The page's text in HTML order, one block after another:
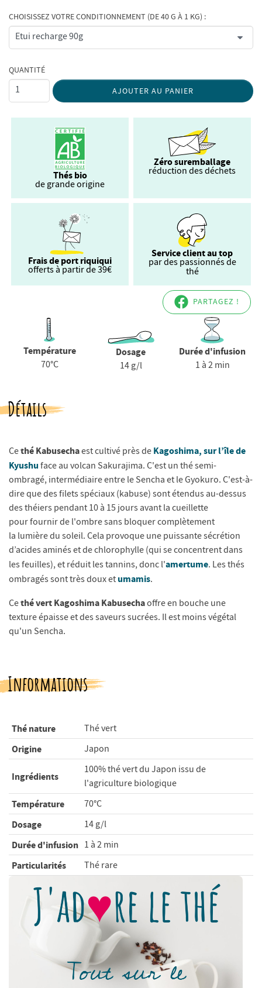
CHOISISSEZ VOTRE CONDITIONNEMENT (DE 40 G À 1 KG) :
QUANTITÉ
AJOUTER AU PANIER
Thés bio
de grande origine
Zéro suremballage
réduction des déchets
Frais de port riquiqui
offerts à partir de 39€
Service client au top
par des passionnés de
thé
PARTAGEZ !
Température
70°C
Dosage
14 g/l
Durée d'infusion
1 à 2 min
Détails
Cethé Kabusechaest cultivé près de Kagoshima, sur l’île de
Kyushu face au volcan Sakurajima. C'est un thé semi-
ombragé, intermédiaire entre le Sencha et le Gyokuro. C'est-à-
dire que des filets spéciaux (kabuse) sont étendus au-dessus
des théiers pendant 10 à 15 jours avant la cueillette
pour fournir de l'ombre sans bloquer complètement
la lumière du soleil. Cela provoque une puissante sécrétion
d’acides aminés et de chlorophylle (qui se concentrent dans
les feuilles), et réduit les tannins, donc l'amertume. Les thés
ombragés sont très doux et umamis.
Cethé vert Kagoshima Kabusechaoffre en bouche une
texture épaisse et des saveurs sucrées. Il est moins végétal
qu'un Sencha.
Informations
Thé nature
Thé vert
Origine
Japon
Ingrédients
100% thé vert du Japon issu de
l'agriculture biologique
Température
70°C
Dosage
14 g/l
Durée d'infusion 1 à 2 min
Particularités
Thé rare